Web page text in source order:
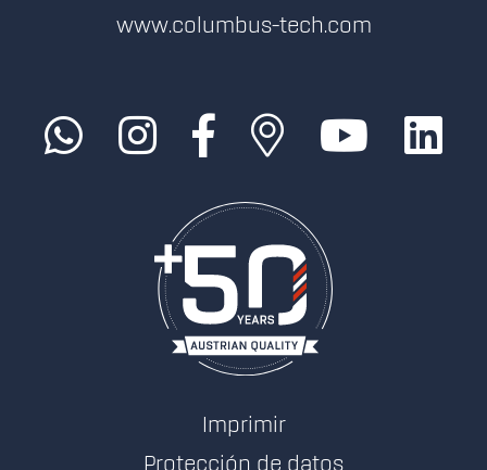
www.columbus-tech.com
Imprimir
Protección de datos